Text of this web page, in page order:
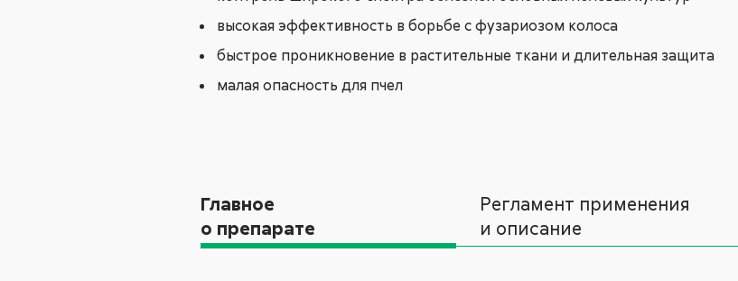
высокая эффективность в борьбе с фузариозом колоса
быстрое проникновение в растительные ткани и длительная защита
малая опасность для пчел
Главное
о препарате
Регламент применения
и описание